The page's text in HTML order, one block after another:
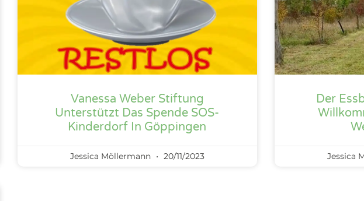
Vanessa Weber Stiftung
Unterstützt Das Spende SOS-
Kinderdorf In Göppingen
Jessica Möllermann 20/11/2023
Der
Jessica